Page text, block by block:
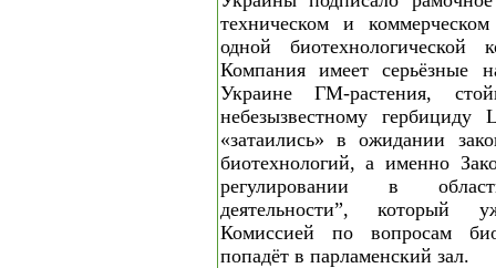
техническом и
одной биотехнологической
Компания имеет серьёзные
Украине ГМ-растения,
небезызвестному
«затаились» в ожидании
биотехнологий, а именно
регулировании в
деятельности”, который
Комиссией по вопросам
попадёт в парламенский зал.